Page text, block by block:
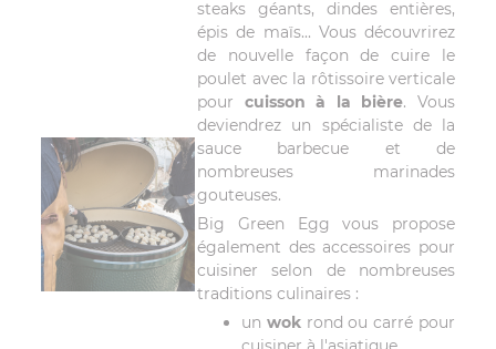
steaks géants, dindes entières,
épis de maïs... Vous découvrirez
de nouvelle façon de cuire le
poulet avec la rôtissoire verticale
pour cuisson à la bière. Vous
deviendrez un spécialiste de la
sauce barbecue et de
nombreuses marinades
gouteuses.
Big Green Egg vous propose
également des accessoires pour
cuisiner selon de nombreuses
traditions culinaires :
un wok rond ou carré pour